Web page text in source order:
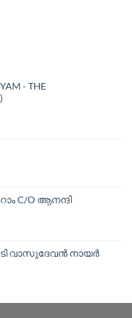
- THE
റാം C/O ആനന്ദി
ടി വാസുദേവന്‍ നായര്‍